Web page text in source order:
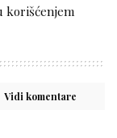
korišćenjem
Vidi komentare